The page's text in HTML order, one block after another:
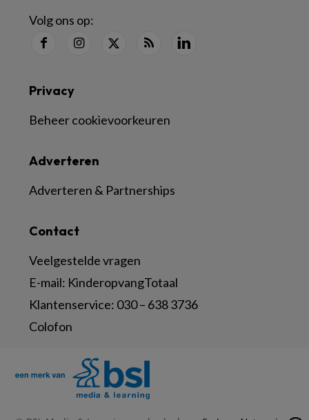
Volg ons op:
Contact
Veelgestelde vragen
E-mail: KinderopvangTotaal
Klantenservice: 030 – 638 3736
Colofon
Adverteren
Adverteren & Partnerships
Privacy
Beheer cookievoorkeuren